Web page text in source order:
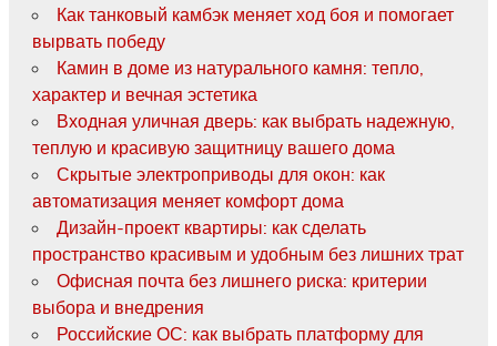
Как танковый камбэк меняет ход боя и помогает
вырвать победу
Камин в доме из натурального камня: тепло,
характер и вечная эстетика
Входная уличная дверь: как выбрать надежную,
теплую и красивую защитницу вашего дома
Скрытые электроприводы для окон: как
автоматизация меняет комфорт дома
Дизайн-проект квартиры: как сделать
пространство красивым и удобным без лишних трат
Офисная почта без лишнего риска: критерии
выбора и внедрения
Российские ОС: как выбрать платформу для